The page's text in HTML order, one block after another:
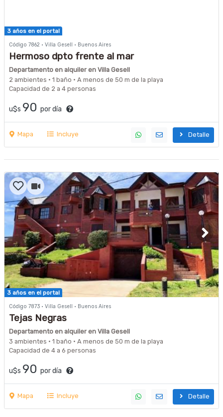
3 años en el portal
Código 7862 · Villa Gesell · Buenos Aires
Hermoso dpto frente al mar
Departamento en alquiler en Villa Gesell
2 ambientes · 1 baño · A menos de 50 m de la playa
Capacidad de 2 a 4 personas
u$s 90 por día
Mapa Incluye Detalle
3 años en el portal
Código 7873 · Villa Gesell · Buenos Aires
Tejas Negras
Departamento en alquiler en Villa Gesell
3 ambientes · 1 baño · A menos de 50 m de la playa
Capacidad de 4 a 6 personas
u$s 90 por día
Mapa Incluye Detalle